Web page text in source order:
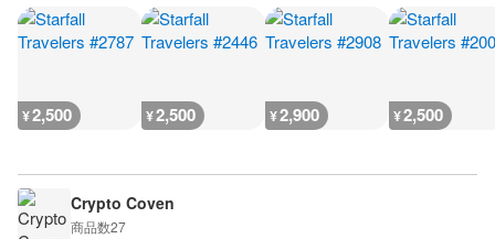
¥2,500 ¥2,500 ¥2,900 ¥2,500
Crypto Coven
商品数27